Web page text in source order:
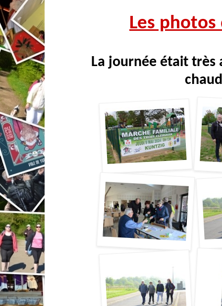
Les
La journée était très